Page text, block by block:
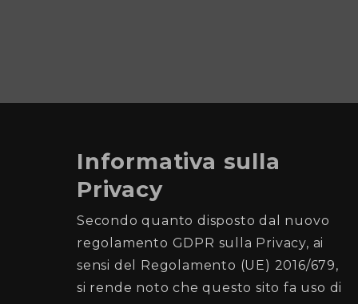
Comune di Palermo
Ufficio Elettorale
Recapiti e Contatti
Informativa sulla
Privacy
Secondo quanto disposto dal nuovo
regolamento GDPR sulla Privacy, ai
sensi del Regolamento (UE) 2016/679,
si rende noto che questo sito fa uso di